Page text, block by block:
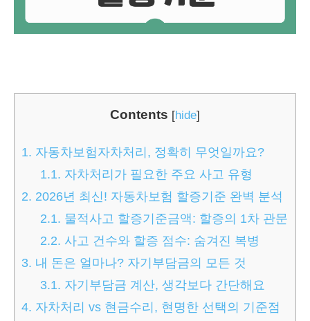
Contents [hide]
1. 자동차보험자차처리, 정확히 무엇일까요?
1.1. 자차처리가 필요한 주요 사고 유형
2. 2026년 최신! 자동차보험 할증기준 완벽 분석
2.1. 물적사고 할증기준금액: 할증의 1차 관문
2.2. 사고 건수와 할증 점수: 숨겨진 복병
3. 내 돈은 얼마나? 자기부담금의 모든 것
3.1. 자기부담금 계산, 생각보다 간단해요
4. 자차처리 vs 현금수리, 현명한 선택의 기준점